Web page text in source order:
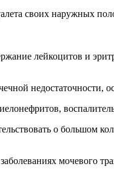
своих наружных
лейкоцитов и
недостаточности,
о большом
мочевого